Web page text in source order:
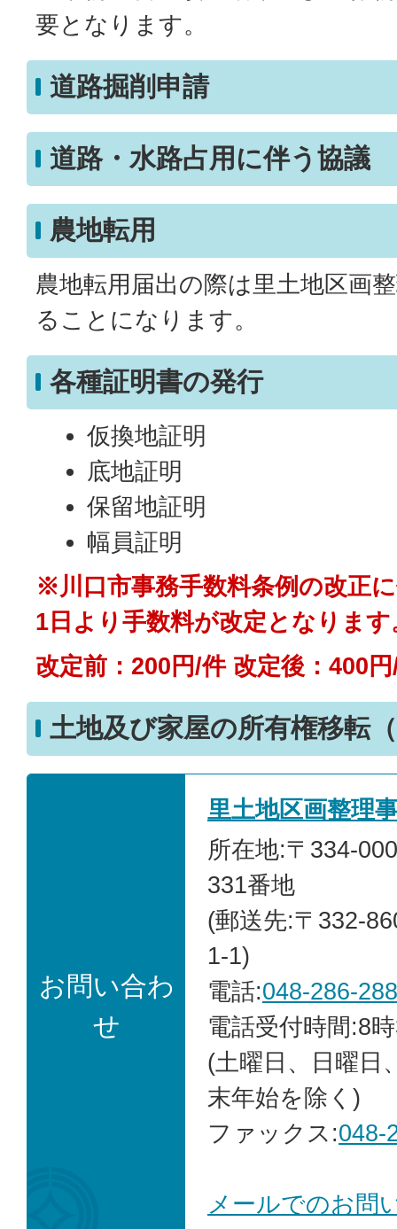
要となります。
道路掘削申請
道路・水路占用に伴う協議
農地転用
農地転用届出の際は里土地区画
ることになります。
各種証明書の発行
仮換地証明
底地証明
保留地証明
幅員証明
※川口市事務手数料条例の改正
1日より手数料が改定となります
改定前：200円/件 改定後：400
土地及び家屋の所有権移転
お問い合わ
せ
里土地区画整理
所在地:〒334-
331番地
(郵送先:〒332-
1-1)
電話:048-286-
電話受付時間:8
(土曜日、日曜日
末年始を除く)
ファックス:048-
メールでのお問